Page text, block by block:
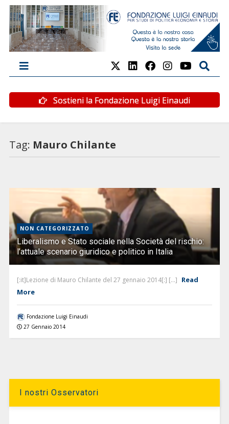
Sostieni la Fondazione Luigi Einaudi
Tag: Mauro Chilante
NON CATEGORIZZATO
Liberalismo e Stato sociale nella Società del rischio:
l’attuale scenario giuridico e politico in Italia
[:it]Lezione di Mauro Chilante del 27 gennaio 2014[:] [...] Read
More
Fondazione Luigi Einaudi
27 Gennaio 2014
I nostri Osservatori